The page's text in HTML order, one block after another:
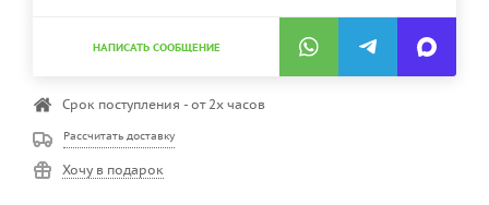
НАПИСАТЬ СООБЩЕНИЕ
Срок поступления - от 2х часов
Рассчитать доставку
Хочу в подарок